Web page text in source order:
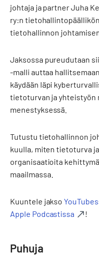
johtaja ja partner Juha
ry:n
tietohallinnon
Jaksossa pureudutaan
-malli auttaa
käydään läpi
tietoturvan ja yhteistyön
menestyksessä.
Tutustu tietohallinnon
kuulla, miten tietoturva
organisaatioita
maailmassa.
Kuuntele jakso
Apple Podcastissa
!
Puhuja